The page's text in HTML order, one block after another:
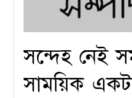
সন্দেহ নেই
সাময়িক